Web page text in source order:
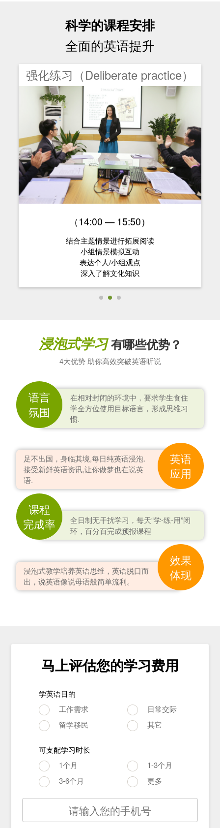
科学的课程安排
全面的英语提升
强化练习（Deliberate practice）
（14:00 — 15:50）
结合主题情景进行拓展阅读
小组情景模拟互动
表达个人/小组观点
深入了解文化知识
浸泡式学习有哪些优势？
4大优势 助你高效突破英语听说
语言
氛围
在相对封闭的环境中，要求学生食住
学全方位使用目标语言，形成思维习
惯.
英语
应用
足不出国，身临其境,每日纯英语浸泡.
接受新鲜英语资讯,让你做梦也在说英
语.
课程
完成率
全日制无干扰学习，每天“学-练-用”闭
环，百分百完成预报课程
效果
体现
浸泡式教学培养英语思维，英语脱口而
出，说英语像说母语般简单流利。
马上评估您的学习费用
学英语目的
工作需求
日常交际
留学移民
其它
可支配学习时长
1个月
1-3个月
3-6个月
更多